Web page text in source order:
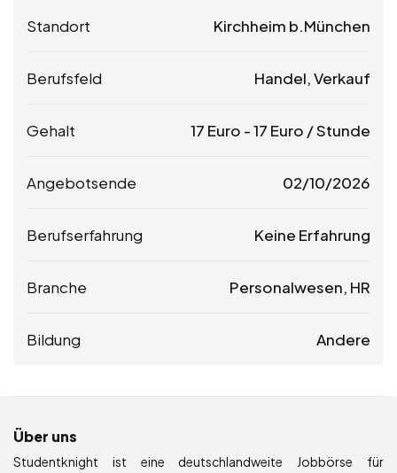
Standort Kirchheim b.München
Berufsfeld Handel, Verkauf
Gehalt 17 Euro -17 Euro / Stunde
Angebotsende 02/10/2026
Berufserfahrung Keine Erfahrung
Branche Personalwesen, HR
Bildung Andere
Über uns
Studentknight ist eine deutschlandweite Jobbörse für